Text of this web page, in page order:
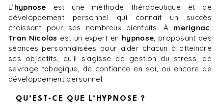
L’hypnose est une méthode thérapeutique et de
développement personnel qui connaît un succès
croissant pour ses nombreux bienfaits. À merignac,
Tran Nicolas est un expert en hypnose, proposant des
séances personnalisées pour aider chacun à atteindre
ses objectifs, qu’il s’agisse de gestion du stress, de
sevrage tabagique, de confiance en soi, ou encore de
développement personnel.
QU’EST-CE QUE L’HYPNOSE ?